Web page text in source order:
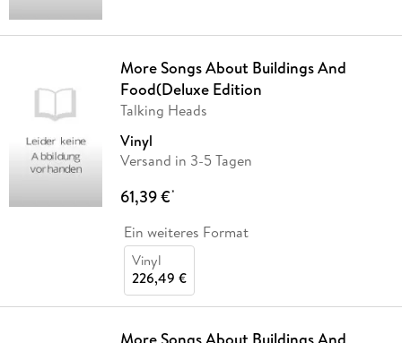
More Songs About Buildings And
Food(Deluxe Edition
Talking Heads
Vinyl
Versand in 3-5 Tagen
61,39 €*
Ein weiteres Format
Vinyl
226,49 €